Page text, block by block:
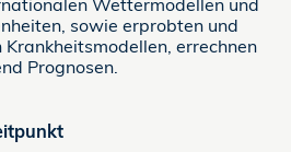
Wettermodellen und
sowie erprobten und
errechnen
Prognosen.